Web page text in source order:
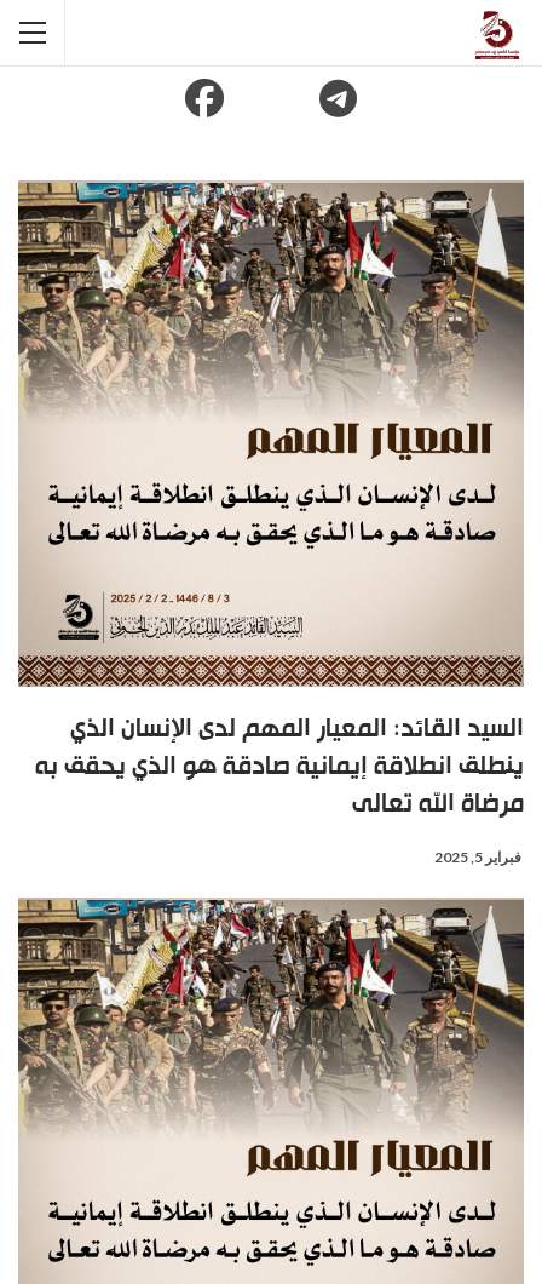
السيد القائد: المعيار المهم لدى الإنسان الذي
ينطلق انطلاقة إيمانية صادقة هو الذي يحقق به
مرضاة الله تعالى
فبراير 5, 2025